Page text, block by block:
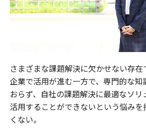
さまざまな課題解決に欠かせない存
企業で活用が進む一方で、専門的な知
おらず、自社の課題解決に最適なソリ
活用することができないという悩み
くない。